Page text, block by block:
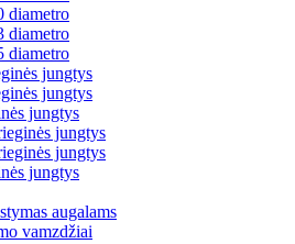
diametro
diametro
diametro
jungtys
jungtys
jungtys
jungtys
jungtys
jungtys
augalams
vamzdžiai